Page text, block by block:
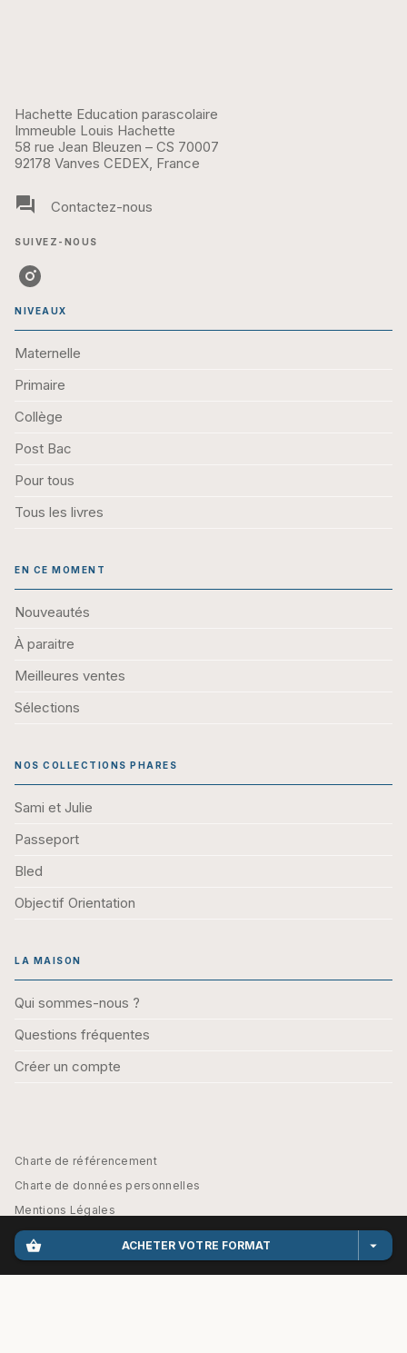
shopping_basket ACHETER VOTRE FORMAT arrow_drop_down
Hachette Education parascolaire
Immeuble Louis Hachette
58 rue Jean Bleuzen – CS 70007
92178 Vanves CEDEX, France
question_answer Contactez-nous
SUIVEZ-NOUS
NIVEAUX
Maternelle
Primaire
Collège
Post Bac
Pour tous
Tous les livres
EN CE MOMENT
Nouveautés
À paraitre
Meilleures ventes
Sélections
NOS COLLECTIONS PHARES
Sami et Julie
Passeport
Bled
Objectif Orientation
LA MAISON
Qui sommes-nous ?
Questions fréquentes
Créer un compte
Charte de référencement
Charte de données personnelles
Mentions Légales
Engagement durable
CGU